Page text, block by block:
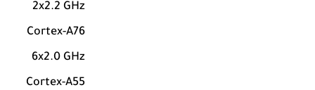
2x2.2 GHz
Cortex-A76
6x2.0 GHz
Cortex-A55